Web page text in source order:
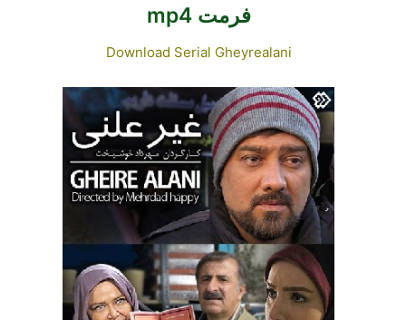
فرمت mp4
Download Serial Gheyrealani